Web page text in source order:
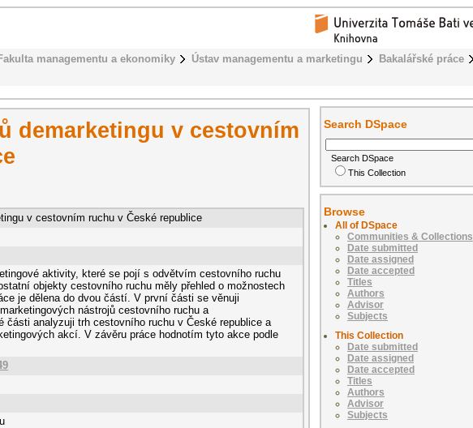
Fakulta managementu a ekonomiky Ústav managementu a marketingu Bakalářské práce
demarketingu v cestovním
v cestovním ruchu v České republice
aktivity, které se pojí s odvětvím cestovního ruchu
objekty cestovního ruchu měly přehled o možnostech
je dělena do dvou částí. V první části se věnuji
nástrojů cestovního ruchu a
části analyzuji trh cestovního ruchu v České republice a
akcí. V závěru práce hodnotím tyto akce podle
Search DSpace
Search DSpace
This Collection
Browse
All of DSpace
Communities & Collections
Date submitted
Date assigned
Date accepted
Titles
Authors
Advisor
Subjects
This Collection
Date submitted
Date assigned
Date accepted
Titles
Authors
Advisor
Subjects